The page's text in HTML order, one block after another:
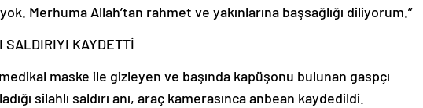
Merhuma Allah’tan rahmet ve yakınlarına başsağlığı diliyorum.”
KAYDETTİ
maske ile gizleyen ve başında kapüşonu bulunan gaspçı
silahlı saldırı anı, araç kamerasınca anbean kaydedildi.